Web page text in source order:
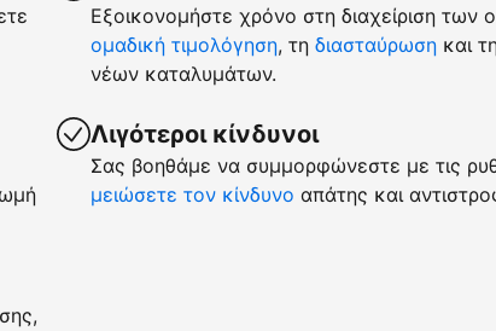
Εξοικονομήστε χρόνο στη διαχείριση των
ομαδική τιμολόγηση, τη διασταύρωση και
νέων καταλυμάτων.
Λιγότεροι κίνδυνοι
Σας βοηθάμε να συμμορφώνεστε με τις
μειώσετε τον κίνδυνο απάτης και